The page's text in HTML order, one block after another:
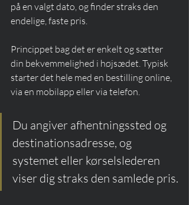
på en valgt dato, og finder straks den
endelige, faste pris.
Princippet bag det er enkelt og sætter
din bekvemmelighed i højsædet. Typisk
starter det hele med en bestilling online,
via en mobilapp eller via telefon.
Du angiver afhentningssted og
destinationsadresse, og
systemet eller kørselslederen
viser dig straks den samlede pris.